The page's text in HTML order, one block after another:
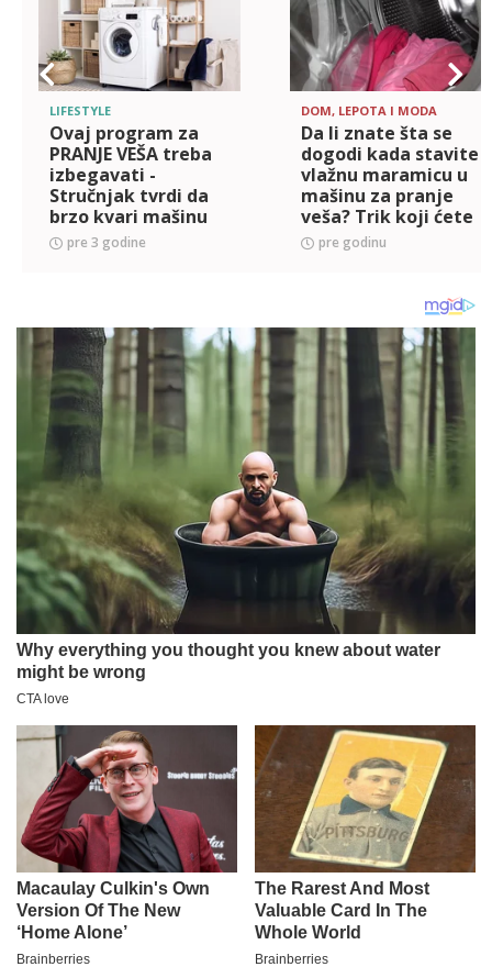
LIFESTYLE
Ovaj program za
PRANJE VEŠA treba
izbegavati -
Stručnjak tvrdi da
brzo kvari mašinu
(VIDEO)
pre 3 godine
DOM, LEPOTA I MODA
Da li znate šta se
dogodi kada stavite
vlažnu maramicu u
mašinu za pranje
veša? Trik koji ćete
od koristiti stalno
pre godinu